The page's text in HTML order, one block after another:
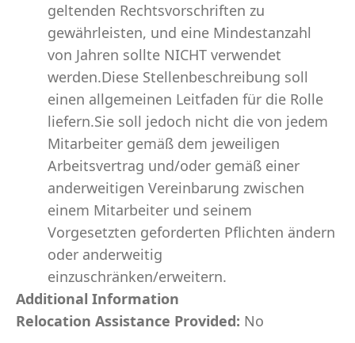
geltenden Rechtsvorschriften zu
gewährleisten, und eine Mindestanzahl
von Jahren sollte NICHT verwendet
werden.Diese Stellenbeschreibung soll
einen allgemeinen Leitfaden für die Rolle
liefern.Sie soll jedoch nicht die von jedem
Mitarbeiter gemäß dem jeweiligen
Arbeitsvertrag und/oder gemäß einer
anderweitigen Vereinbarung zwischen
einem Mitarbeiter und seinem
Vorgesetzten geforderten Pflichten ändern
oder anderweitig
einzuschränken/erweitern.
Additional Information
Relocation Assistance Provided: No